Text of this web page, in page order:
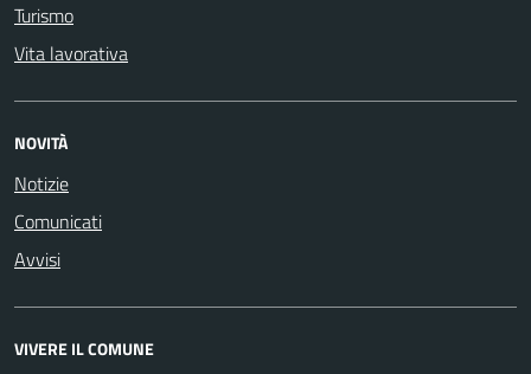
Turismo
Vita lavorativa
NOVITÀ
Notizie
Comunicati
Avvisi
VIVERE IL COMUNE